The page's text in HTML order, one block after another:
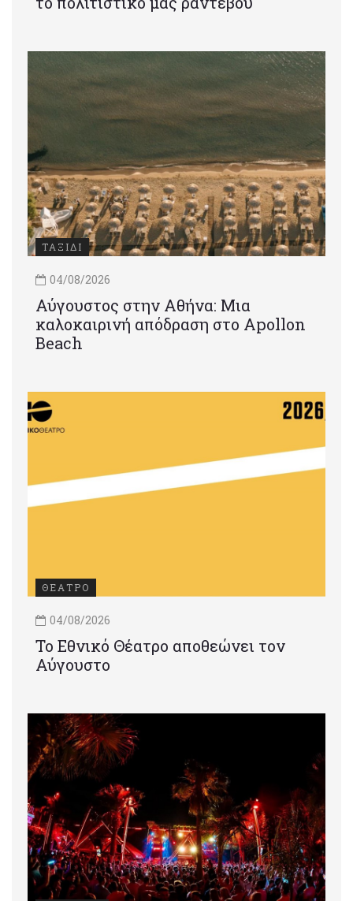
ΤΑΞΙΔΙ
04/08/2026
Αύγουστος στην Αθήνα: Μια
καλοκαιρινή απόδραση στο Apollon
Beach
ΘΕΑΤΡΟ
04/08/2026
Το Εθνικό Θέατρο αποθεώνει τον
Αύγουστο